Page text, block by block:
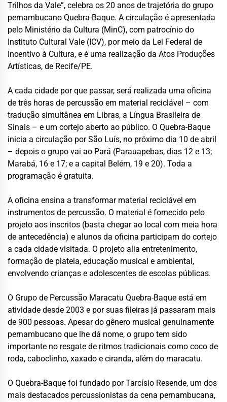
Trilhos da Vale”, celebra os 20 anos de trajetória do grupo
pernambucano Quebra-Baque. A circulação é apresentada
pelo Ministério da Cultura (MinC), com patrocínio do
Instituto Cultural Vale (ICV), por meio da Lei Federal de
Incentivo à Cultura, e é uma realização da Atos Produções
Artísticas, de Recife/PE.
A cada cidade por que passar, será realizada uma oficina
de três horas de percussão em material reciclável – com
tradução simultânea em Libras, a Língua Brasileira de
Sinais – e um cortejo aberto ao público. O Quebra-Baque
inicia a circulação por São Luís, no próximo dia 10 de abril
– depois o grupo vai ao Pará (Parauapebas, dias 12 e 13;
Marabá, 16 e 17; e a capital Belém, 19 e 20). Toda a
programação é gratuita.
A oficina ensina a transformar material reciclável em
instrumentos de percussão. O material é fornecido pelo
projeto aos inscritos (basta chegar ao local com meia hora
de antecedência) e alunos da oficina participam do cortejo
a cada cidade visitada. O projeto alia entretenimento,
formação de plateia, educação musical e ambiental,
envolvendo crianças e adolescentes de escolas públicas.
O Grupo de Percussão Maracatu Quebra-Baque está em
atividade desde 2003 e por suas fileiras já passaram mais
de 900 pessoas. Apesar do gênero musical genuinamente
pernambucano que lhe dá nome, o grupo tem sido
importante no resgate de ritmos tradicionais como coco de
roda, caboclinho, xaxado e ciranda, além do maracatu.
O Quebra-Baque foi fundado por Tarcísio Resende, um dos
mais destacados percussionistas da cena pernambucana,